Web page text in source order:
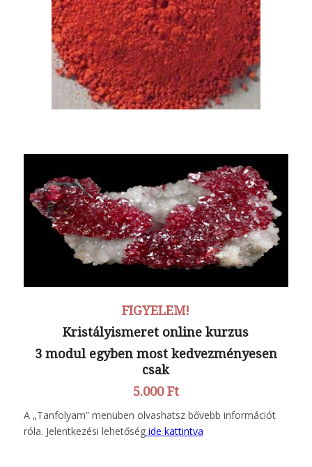
FIGYELEM!
Kristályismeret online kurzus
3 modul egyben most kedvezményesen
csak
5.000 Ft
A „Tanfolyam” menüben olvashatsz bővebb információt
róla. Jelentkezési lehetőségide kattintva